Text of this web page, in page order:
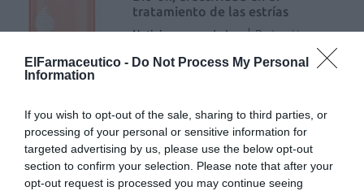
ElFarmaceutico - Do Not Process My Personal
Information
If you wish to opt-out of the sale, sharing to third parties, or
processing of your personal or sensitive information for
targeted advertising by us, please use the below opt-out
section to confirm your selection. Please note that after your
opt-out request is processed you may continue seeing
tratamiento de las estrías
Noticias y novedades
Redacción
Bio-oil es un aceite no graso especializado
cara como en el cuerpo, y reduce los efectos
de la deshidratación y del envejecimiento
cutáneo, gracias a la combinación de
extractos de caléndula, lavanda, romero,
camomila y vitaminas A y E, junto con el
aceite PurCellin OilTM.